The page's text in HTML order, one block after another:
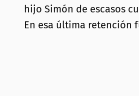
hijo Simón de escasos
En esa última retención